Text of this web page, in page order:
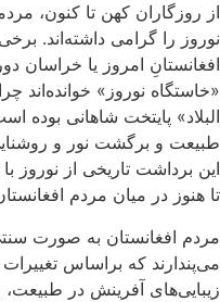
از روزگاران کهن تا کنون،
نوروز را گرامی داشته‌اند.
افغانستانِ امروز یا خراسان
«خاستگاه نوروز» خوانده‌اند
البلاد» پایتخت شاهانی بوده‌
طبیعت و برگشت نور و
این برداشت تاریخی از نوروز
تا هنوز در میان مردم
مردم افغانستان به صورت
می‌پندارند که براساس
زیبایی‌های آفرینش در